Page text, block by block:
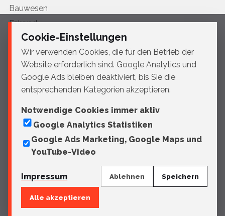
Bauwesen
Fahrrad
HVAC
Landwirtschaft & Tiefbau
Luftfahrt
Medizintechnik
Motorrad
Schiffbau
© 2026 Sportelli Tech
Cookie-Einstellungen
Wir verwenden Cookies, die für den Betrieb der
Website erforderlich sind. Google Analytics und
Google Ads bleiben deaktiviert, bis Sie die
entsprechenden Kategorien akzeptieren.
Notwendige Cookies immer aktiv
Google Analytics Statistiken
Google Ads Marketing, Google Maps und
YouTube-Video
Impressum Ablehnen Speichern
Alle akzeptieren